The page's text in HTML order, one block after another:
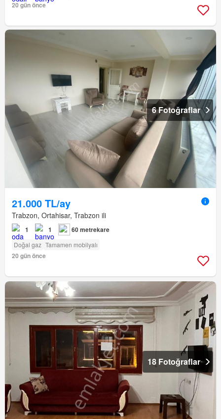
20 gün önce
6 Fotoğraflar
21.000 TL/ay
Trabzon, Ortahisar, Trabzon ili
1 1 60 metrekare
Doğal gaz Tamamen mobilyalı
20 gün önce
18 Fotoğraflar